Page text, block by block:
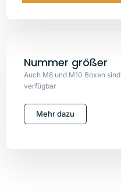
Nummer größer
Auch M8 und M10 Boxen sind
verfügbar
Mehr dazu